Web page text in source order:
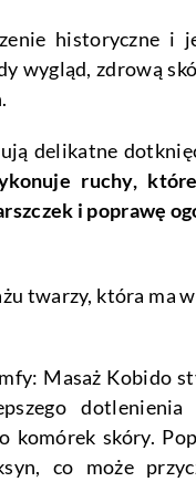
historyczne i
wygląd, zdrową
delikatne
ruchy,
i poprawę
twarzy, która ma
Masaż Kobido
dotlenienia
komórek skóry.
co może